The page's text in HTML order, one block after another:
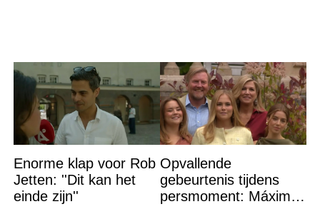
Enorme klap voor Rob
Jetten: ''Dit kan het
einde zijn''
Opvallende
gebeurtenis tijdens
persmoment: Máxima